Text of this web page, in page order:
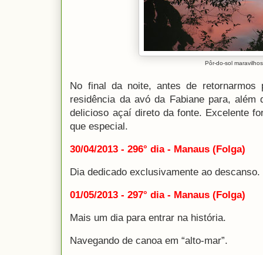
Pôr-do-sol
No final da noite, antes de retornarmos
residência da avó da Fabiane para, além
delicioso açaí direto da fonte. Excelente
que especial.
30/04/2013 - 296° dia - Manaus (Folga)
Dia dedicado exclusivamente ao descanso.
01/05/2013 - 297° dia - Manaus (Folga)
Mais um dia para entrar na história.
Navegando de canoa em “alto-mar”.